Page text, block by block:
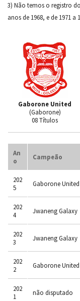
3) Não temos o registro
anos de 1968, e de 1971 a
Gaborone United
(Gaborone)
08 Títulos
An
o
Campeão
202
5
Gaborone United
202
4
Jwaneng Galaxy
202
3
Jwaneng Galaxy
202
2
Gaborone United
202
1
não disputado